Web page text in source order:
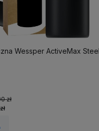
Wessper ActiveMax
zł